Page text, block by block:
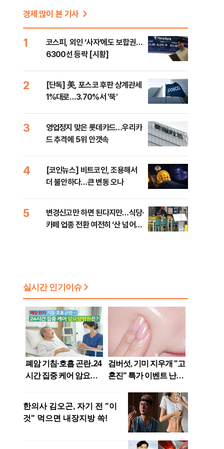
경제 많이 본 기사
1
코스피, 외인 ‘사자’에도 보합권…
6300선 등락 [시황]
2
[단독] 美, 포스코 후판 상계관세
1%대로…3.70%서 '뚝'
3
영업정지 맞은 롯데카드…우리카
드 추격에 5위 안갯속
4
[코인뉴스] 비트코인, 조용해서
더 불안하다…큰 변동 오나
5
변경신고만 하면 된다지만…식당·
카페 업종 전환 여전히 ‘산 넘어